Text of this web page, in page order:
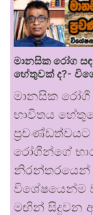
මානසික රෝග
හේතුවක් ද?-
මානසික රෝගී
භාවිතය
රෝගීන්ගේ
නිරන්තරයෙන්
විශේෂයෙන්ම
මඟින් සිදුවන